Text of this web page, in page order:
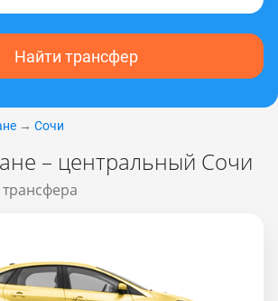
Найти трансфер
→ Сочи
– центральный Сочи